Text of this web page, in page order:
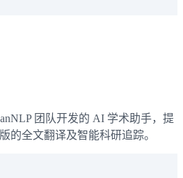
团队开发的 AI 学术助手，提
的全文翻译及智能科研追踪。